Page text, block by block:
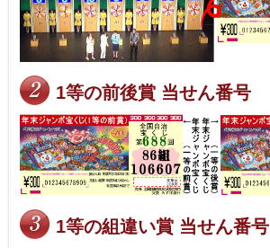
1等の前後賞 当せん番号
1等の組違い賞 当せん番号